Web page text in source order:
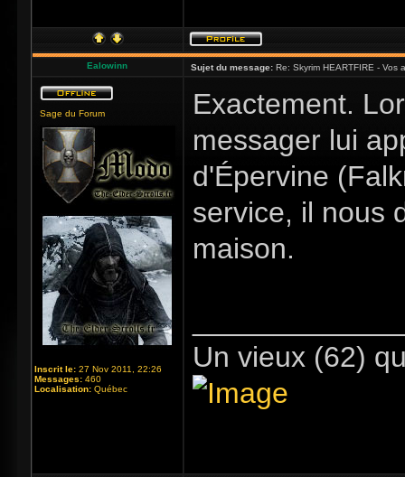
Ealowinn Sujet du message: Re: Skyrim HEARTFIRE - Vos
Sage du Forum
Inscrit le: 27 Nov 2011, 22:26
Messages: 460
Localisation: Québec
Exactement.
messager lui
d'Épervine
service, il nous
maison.
Un vieux (62)